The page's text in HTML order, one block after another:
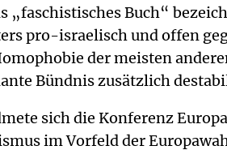
Buch“
pro-israelisch und offen
der meisten
Bündnis zusätzlich
sich die Konferenz
im Vorfeld der